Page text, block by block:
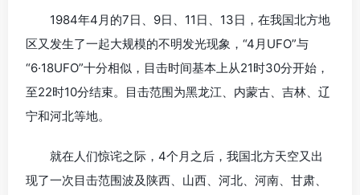
1984年4月的7日、9日、11日、13日，在我国北方地
区又发生了一起大规模的不明发光现象，“4月UFO”与
“6·18UFO”十分相似，目击时间基本上从21时30分开始，
至22时10分结束。目击范围为黑龙江、内蒙古、吉林、辽
宁和河北等地。
就在人们惊诧之际，4个月之后，我国北方天空又出
现了一次目击范围波及陕西、山西、河北、河南、甘肃、